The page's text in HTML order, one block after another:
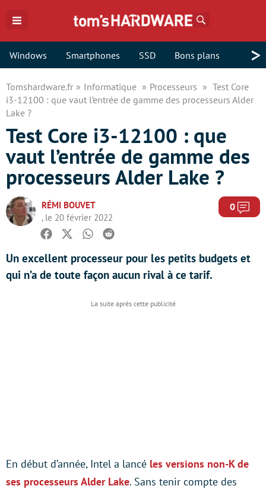
Windows Smartphones SSD Bons plans >
Tomshardware.fr Informatique Processeurs
Test Core
i3-12100 : que vaut l’entrée de gamme des processeurs Alder
Lake ?
Test Core i3-12100 : que
vaut l’entrée de gamme des
processeurs Alder Lake ?
RÉMI BOUVET
, le 20 février 2022
0
Facebook
TwitterWhatsapp
Reddit
Un excellent processeur pour les petits budgets et
qui n’a de toute façon aucun rival à ce tarif.
En début d’année, Intel a lancé les versions non-K de
ses processeurs Alder Lake. Sans tenir compte des